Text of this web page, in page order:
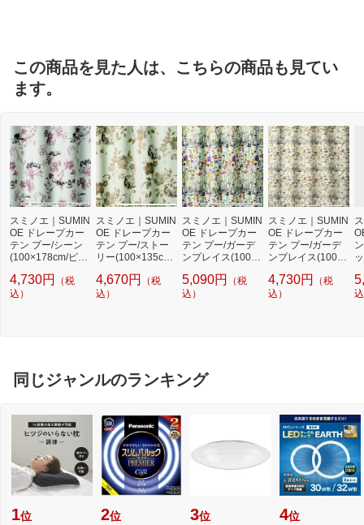
この商品を見た人は、こちらの商品も見てい
ます。
スミノエ｜SUMIN
OE ドレープカー
テン プー/シーン
(100×178cm/ピン
8]
4,730円
（税
込）
スミノエ｜SUMIN
OE ドレープカー
テン プー/ストー
リー(100×135cm/
00X135]
4,670円
（税
込）
スミノエ｜SUMIN
OE ドレープカー
テン プー/ガーデ
ンプレイス(100×2
06100X200]
5,090円
（税
込）
スミノエ｜SUMIN
OE ドレープカー
テン プー/ガーデ
ンプレイス(100×1
1107100X178]
4,730円
（税
込）
同じジャンルのランキング
1位 2位 3位 4位